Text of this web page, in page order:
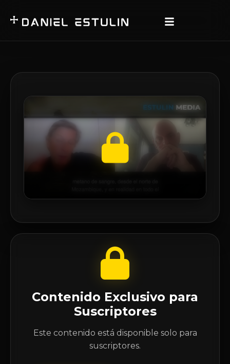
Contenido Exclusivo para
Suscriptores
Este contenido está disponible solo para
suscriptores.